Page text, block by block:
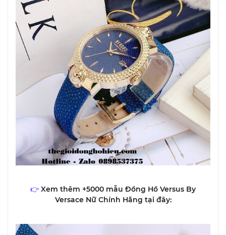
👉 Xem thêm +5000 mẫu Đồng Hồ Versus By
Versace Nữ Chính Hãng tại đây: